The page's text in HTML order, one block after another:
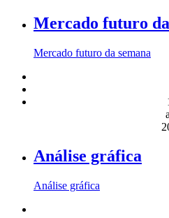
Mercado futuro
Mercado futuro da semana
Análise gráfica
Análise gráfica